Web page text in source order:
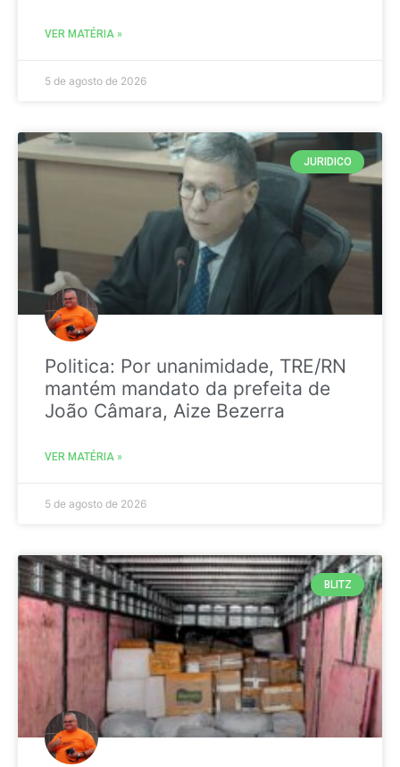
VER MATÉRIA »
5 de agosto de 2026
JURIDICO
Politica: Por unanimidade, TRE/RN
mantém mandato da prefeita de
João Câmara, Aize Bezerra
VER MATÉRIA »
5 de agosto de 2026
BLITZ